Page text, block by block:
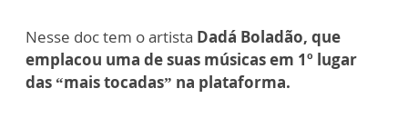
Nesse doc tem o artista Dadá Boladão, que
emplacou uma de suas músicas em 1º lugar
das “mais tocadas” na plataforma.